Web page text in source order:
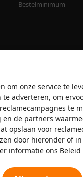
Bestelminimum
om onze service te
adverteren, om
te
de partners
opslaan voor
door hieronder of
informatie ons Beleid